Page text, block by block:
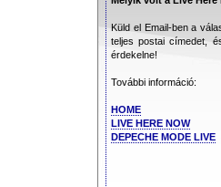
Küld el Email-ben a
teljes postai címedet,
érdekelne!
További információ:
HOME
LIVE HERE NOW
DEPECHE MODE LIVE